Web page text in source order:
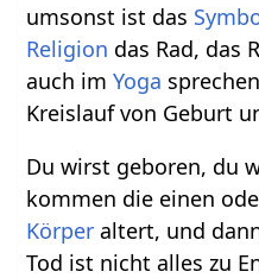
umsonst ist das
Religion das Rad, das
auch imYoga
Kreislauf von Geburt
Du wirst geboren, du
kommen die einen
Körper altert, und
Tod ist nicht alles zu